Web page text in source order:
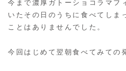
今まで濃厚ガトーショコラマフ
いたその日のうちに食べてしま
ことはありませんでした。
今回はじめて翌朝食べてみての